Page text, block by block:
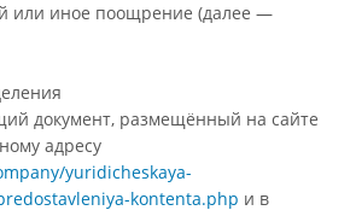
или иное поощрение (далее —
документ, размещённый на сайте
адресу
yuridicheskaya-
kontenta.php и в